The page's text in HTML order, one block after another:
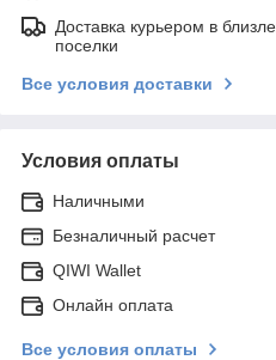
Доставка курьером в
поселки
Все условия доставки
Условия оплаты
Наличными
Безналичный расчет
QIWI Wallet
Онлайн оплата
Все условия оплаты